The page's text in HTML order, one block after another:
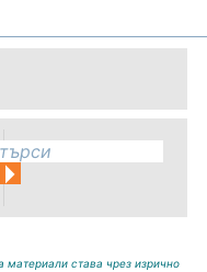
не
материали става чрез изрично